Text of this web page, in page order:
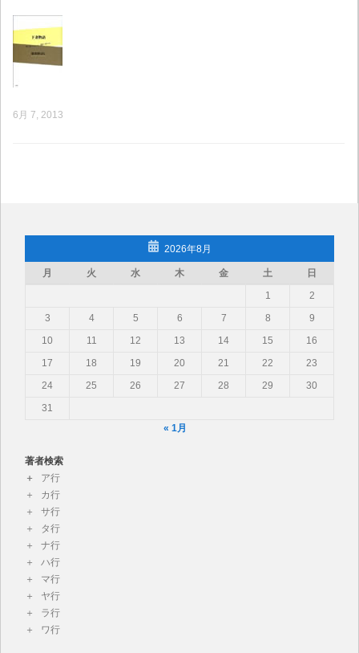
6月 7, 2013
2026年8月
月 火 水 木 金 土
日
1
2
3
4 5 6 7 8
9
10
11 12 13 14 15
16
17
18 19 20 21 22
23
24
25 26 27 28 29
30
31
« 1月
著者検索
ア行
カ行
サ行
タ行
ナ行
ハ行
マ行
ヤ行
ラ行
ワ行